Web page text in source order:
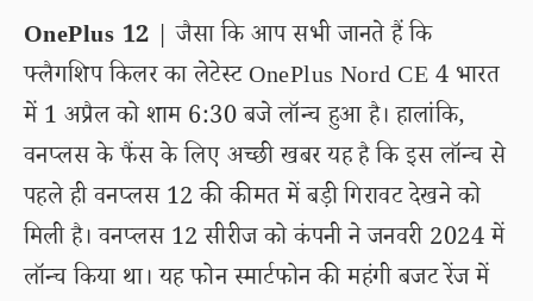
OnePlus 12 | जैसा कि आप सभी जानते हैं कि
फ्लैगशिप किलर का लेटेस्ट OnePlus Nord CE 4 भारत
में 1 अप्रैल को शाम 6:30 बजे लॉन्च हुआ है। हालांकि,
वनप्लस के फैंस के लिए अच्छी खबर यह है कि इस लॉन्च से
पहले ही वनप्लस 12 की कीमत में बड़ी गिरावट देखने को
मिली है। वनप्लस 12 सीरीज को कंपनी ने जनवरी 2024 में
लॉन्च किया था। यह फोन स्मार्टफोन की महंगी बजट रेंज में